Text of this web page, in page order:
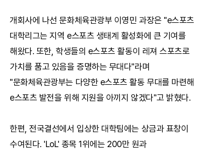
개회사에 나선 문화체육관광부 이영민 과장은 "e스포츠
대학리그는 지역 e스포츠 생태계 활성화에 큰 기여를
해왔다. 또한, 학생들의 e스포츠 활동이 레져 스포츠로
가치를 품고 있음을 증명하는 무대다"라며
"문화체육관광부는 다양한 e스포츠 활동 무대를 마련해
e스포츠 발전을 위해 지원을 아끼지 않겠다"고 밝혔다.
한편, 전국결선에서 입상한 대학팀에는 상금과 표창이
수여된다. 'LoL' 종목 1위에는 200만 원과